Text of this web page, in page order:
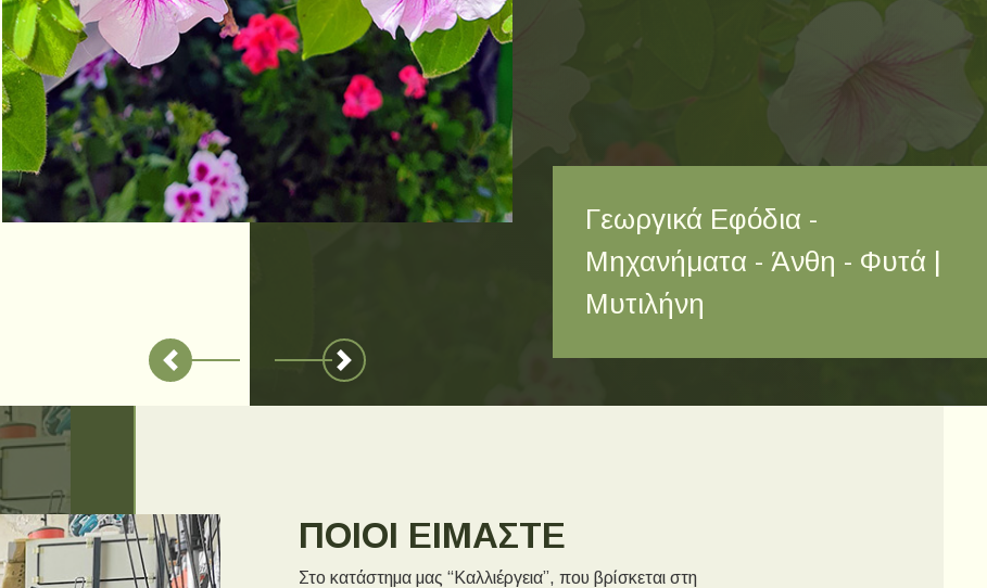
Γεωργικά Εφόδια -
Μηχανήματα - Άνθη - Φυτά |
Μυτιλήνη
Previous Next
ΠΟΙΟΙ ΕΙΜΑΣΤΕ
Στο κατάστημα μας “Καλλιέργεια”, που βρίσκεται στη